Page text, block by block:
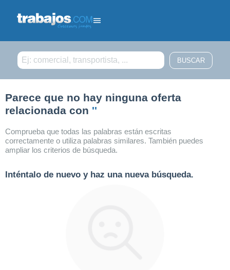
Parece que no hay ninguna oferta
relacionada con ''
Comprueba que todas las palabras están escritas
correctamente o utiliza palabras similares. También puedes
ampliar los criterios de búsqueda.
Inténtalo de nuevo y haz una nueva búsqueda.